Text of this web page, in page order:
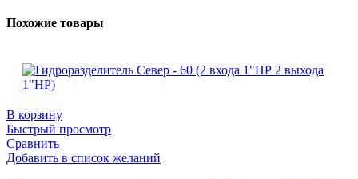
Похожие товары
В корзину
Быстрый просмотр
Сравнить
Добавить в список желаний